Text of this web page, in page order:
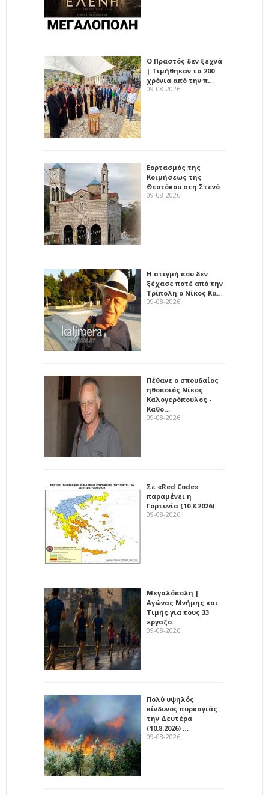
Ο Πραστός δεν ξεχνά
| Τιμήθηκαν τα 200
χρόνια από την π…
09-08-2026
Εορτασμός της
Κοιμήσεως της
Θεοτόκου στη Στενό
09-08-2026
Η στιγμή που δεν
ξέχασε ποτέ από την
Τρίπολη ο Νίκος Κα…
09-08-2026
Πέθανε ο σπουδαίος
ηθοποιός Νίκος
Καλογερόπουλος -
Καθο…
09-08-2026
Σε «Red Code»
παραμένει η
Γορτυνία (10.8.2026)
09-08-2026
Μεγαλόπολη |
Αγώνας Μνήμης και
Τιμής για τους 33
εργαζο…
09-08-2026
Πολύ υψηλός
κίνδυνος πυρκαγιάς
την Δευτέρα
(10.8.2026) …
09-08-2026